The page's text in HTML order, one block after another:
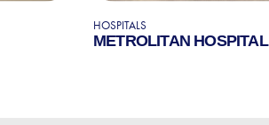
HOSPITALS
METROLITAN HOSPITAL